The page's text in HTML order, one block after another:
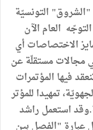
التونسيّة
العام الآن
الاختصاصات أي
مجالات مستقلّة عن
فيها المؤتمرات
تمهيدا للمؤتر
استعمل راشد